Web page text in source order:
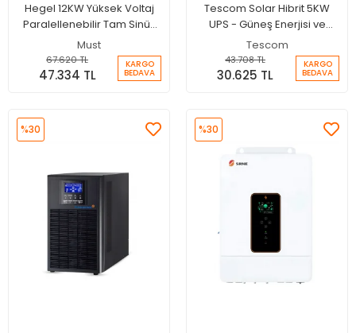
Hegel 12KW Yüksek Voltaj
Paralellenebilir Tam Sinüs
Akıllı İnverter 48V 150A MPPT
Şarjlı İnverter - Wifi
Must
67.620 TL
47.334 TL
KARGO
BEDAVA
Tescom Solar Hibrit 5KW
UPS - Güneş Enerjisi ve
Şebeke Destekli Kesintisiz
Güç Kaynağı
Tescom
43.708 TL
30.625 TL
KARGO
BEDAVA
%30 %30